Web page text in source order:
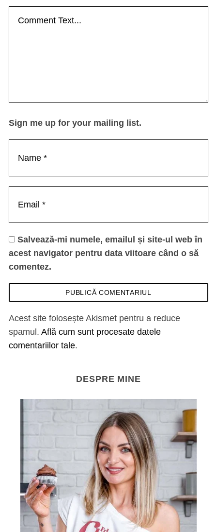
Sign me up for your mailing list.
Salvează-mi numele, emailul și site-ul web în
acest navigator pentru data viitoare când o să
comentez.
Acest site folosește Akismet pentru a reduce
spamul. Află cum sunt procesate datele
comentariilor tale.
DESPRE MINE